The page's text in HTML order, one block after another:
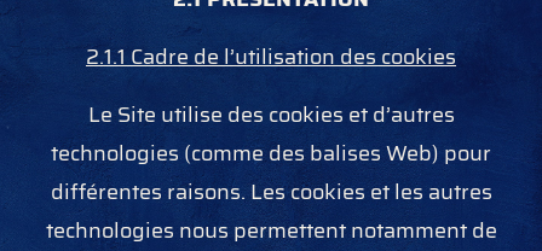
2.1.1 Cadre de l’utilisation des cookies
Le Site utilise des cookies et d’autres
technologies (comme des balises Web) pour
différentes raisons. Les cookies et les autres
technologies nous permettent notamment de